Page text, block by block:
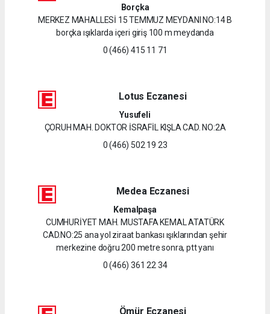
Borçka
MERKEZ MAHALLESİ 15 TEMMUZ MEYDANI NO:14 B
borçka ışıklarda içeri giriş 100 m meydanda
0 (466) 415 11 71
Lotus Eczanesi
Yusufeli
ÇORUH MAH. DOKTOR İSRAFİL KIŞLA CAD. NO:2A
0 (466) 502 19 23
Medea Eczanesi
Kemalpaşa
CUMHURİYET MAH. MUSTAFA KEMAL ATATÜRK
CAD.NO:25 ana yol ziraat bankası ışıklarından şehir
merkezine doğru 200 metre sonra, ptt yanı
0 (466) 361 22 34
Ömür Eczanesi